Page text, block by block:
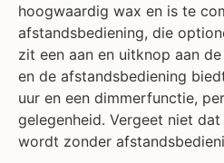
hoogwaardig wax en is te
afstandsbediening, die
zit een aan en uitknop aan
en de afstandsbediening
uur en een dimmerfunctie,
gelegenheid. Vergeet niet
wordt zonder